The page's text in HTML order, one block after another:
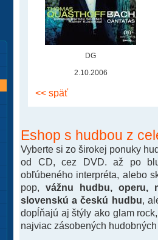
DG
2.10.2006
<< späť
Eshop s hudbou z
Vyberte si zo širokej ponuky
od CD, cez DVD. až po
obľúbeného interpréta, alebo
pop, vážnu hudbu, operu,
slovenskú a českú hudbu ,
dopĺňajú aj štýly ako glam
najviac zásobených